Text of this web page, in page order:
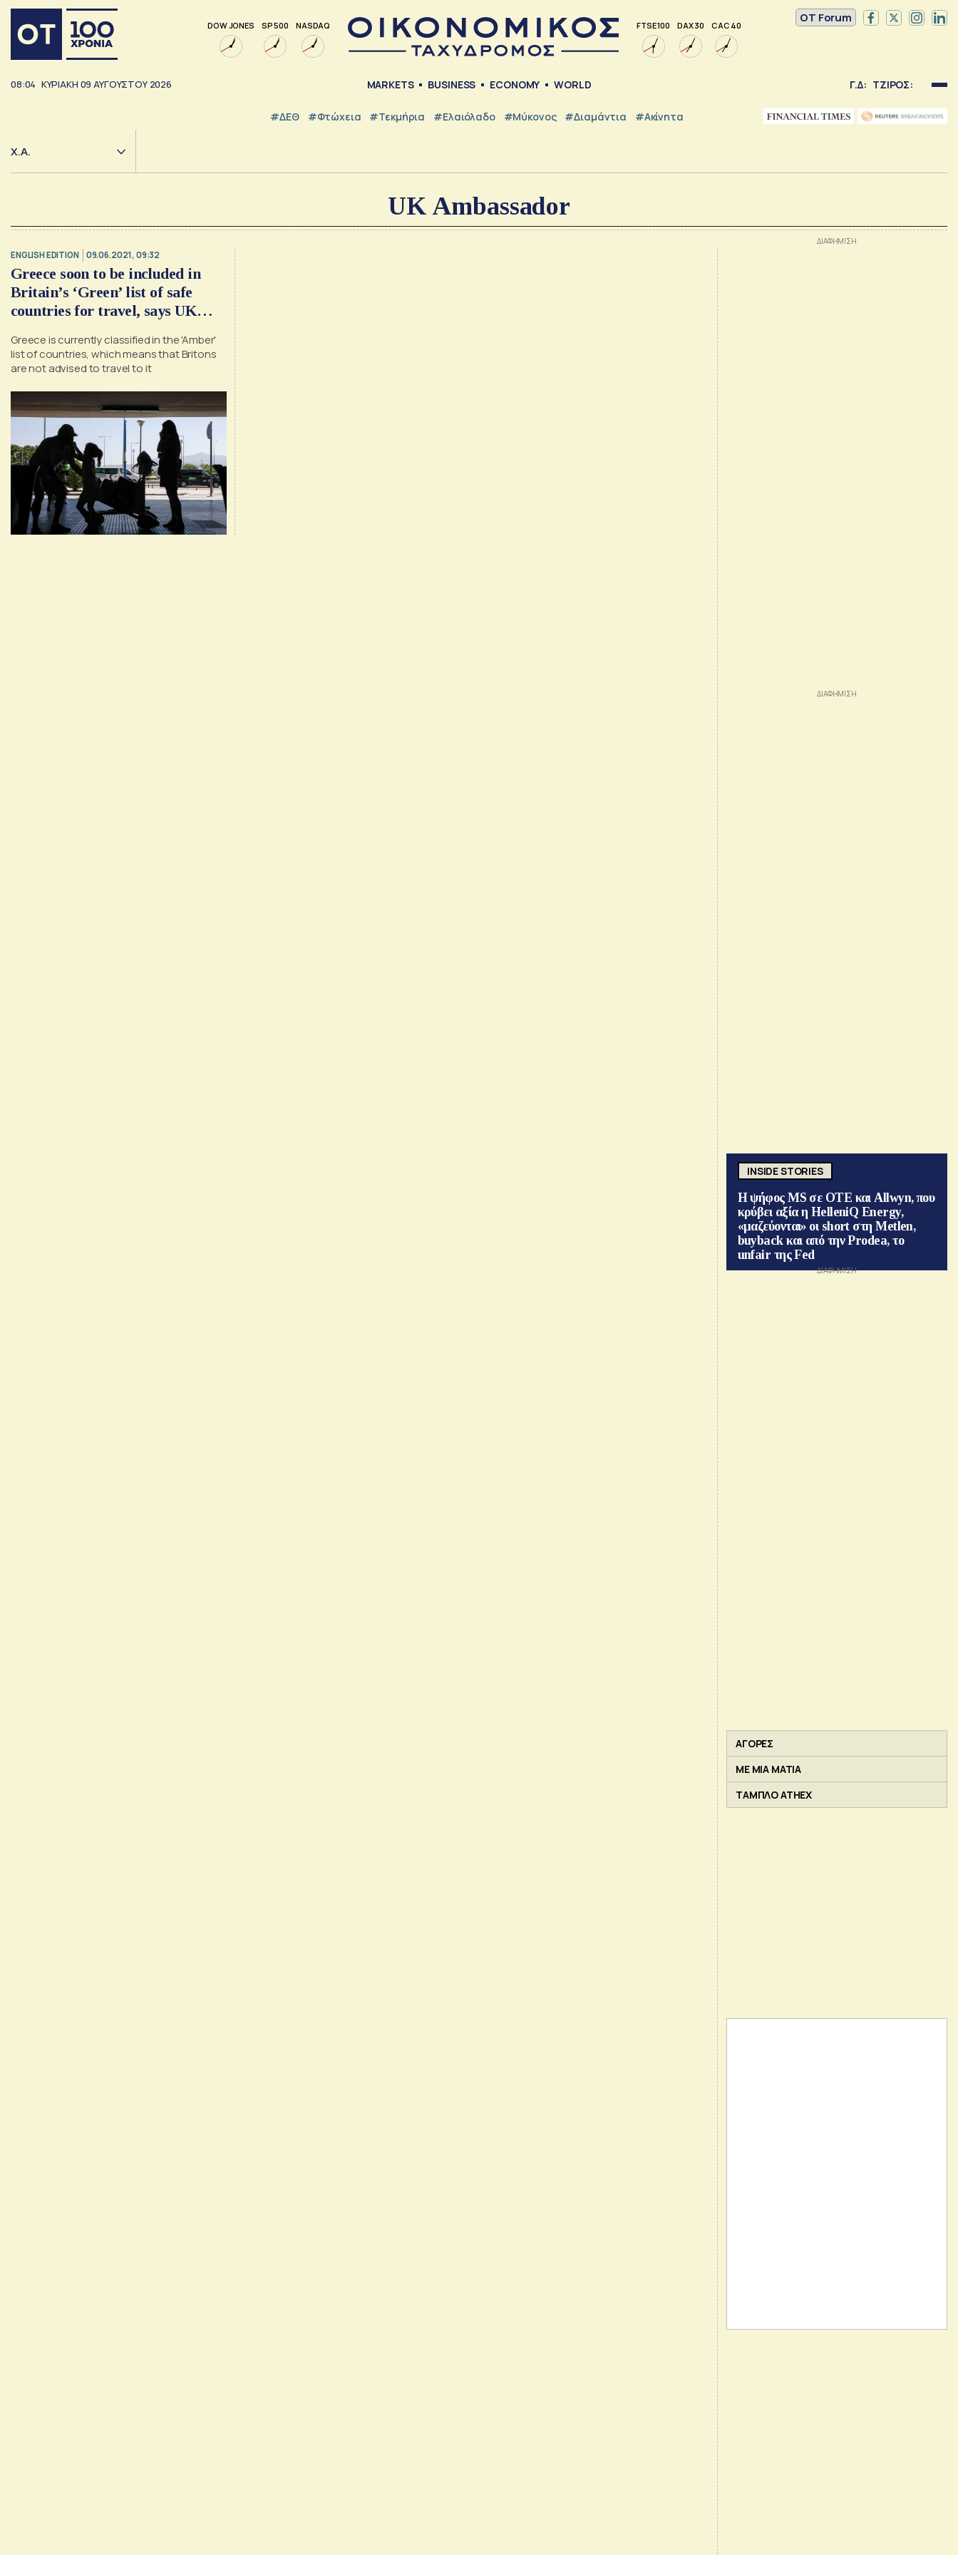
DOW JONES SP 500 NASDAQ FTSE 100 DAX 30 CAC 40
OT Forum
08:04 ΚΥΡΙΑΚΗ 09 ΑΥΓΟΥΣΤΟΥ 2026 MARKETS BUSINESS ECONOMY WORLD Γ.Δ: ΤΖΙΡΟΣ:
#ΔΕΘ #Φτώχεια #Τεκμήρια #Ελαιόλαδο #Μύκονος #Διαμάντια #Ακίνητα
Χ.Α.
UK Ambassador
ENGLISH EDITION 09.06.2021, 09:32
Greece soon to be included in
Britain’s ‘Green’ list of safe
countries for travel, says UK
Greece is currently classified in the 'Amber'
list of countries, which means that Britons
are not advised to travel to it
INSIDE STORIES
Η ψήφος MS σε ΟΤΕ και Allwyn, που
κρύβει αξία η HelleniQ Energy,
«μαζεύονται» οι short στη Metlen,
buyback και από την Prodea, το
unfair της Fed
ΑΓΟΡΕΣ
ΜΕ ΜΙΑ ΜΑΤΙΑ
ΤΑΜΠΛΟ ATHEX